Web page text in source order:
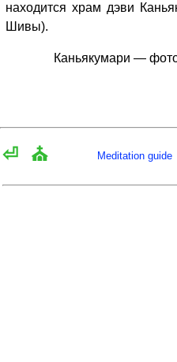
находится храм дэви
Шивы).
Каньякумари —
⏎ ⛪ Meditation guide